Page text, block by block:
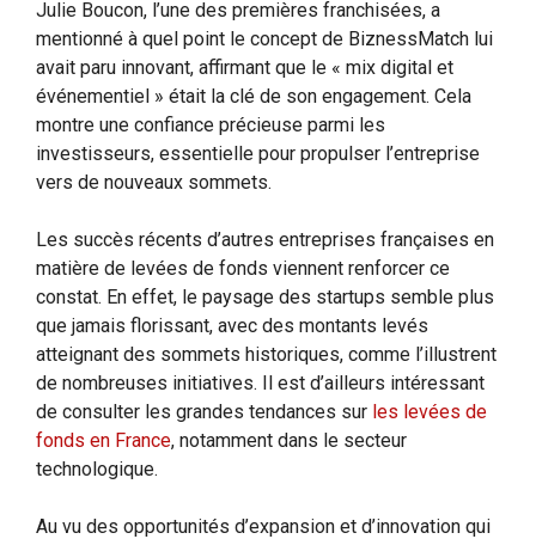
Julie Boucon, l’une des premières franchisées, a
mentionné à quel point le concept de BiznessMatch lui
avait paru innovant, affirmant que le « mix digital et
événementiel » était la clé de son engagement. Cela
montre une confiance précieuse parmi les
investisseurs, essentielle pour propulser l’entreprise
vers de nouveaux sommets.
Les succès récents d’autres entreprises françaises en
matière de levées de fonds viennent renforcer ce
constat. En effet, le paysage des startups semble plus
que jamais florissant, avec des montants levés
atteignant des sommets historiques, comme l’illustrent
de nombreuses initiatives. Il est d’ailleurs intéressant
de consulter les grandes tendances sur les levées de
fonds en France, notamment dans le secteur
technologique.
Au vu des opportunités d’expansion et d’innovation qui